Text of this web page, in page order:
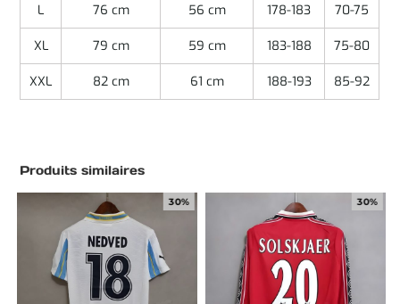
L 76 cm 56 cm 178-183 70-75
XL 79 cm 59 cm 183-188 75-80
XXL 82 cm 61 cm 188-193 85-92
Produits similaires
30% 30%